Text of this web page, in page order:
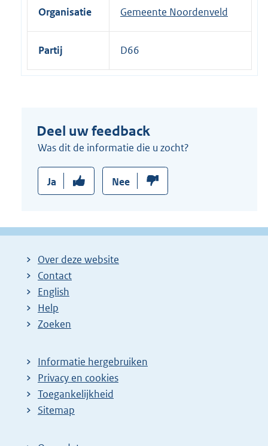
Organisatie Gemeente Noordenveld
Partij D66
Deel uw feedback
Was dit de informatie die u zocht?
Ja Nee
Over deze website
Contact
English
Help
Zoeken
Informatie hergebruiken
Privacy en cookies
Toegankelijkheid
Sitemap